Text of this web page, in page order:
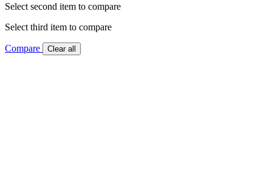
Select second item to compare
Select third item to compare
Compare Clear all